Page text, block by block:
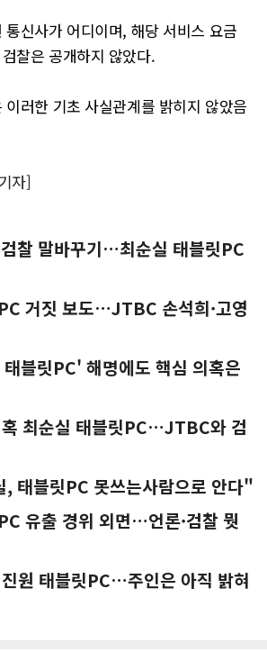
통신사가 어디이며, 해당 서비스 요금
찰은 공개하지 않았다.
이러한 기초 사실관계를 밝히지 않았음
자]
찰 말바꾸기…최순실 태블릿PC
거짓 보도…JTBC 손석희·고영
블릿PC' 해명에도 핵심 의혹은
최순실 태블릿PC…JTBC와 검
태블릿PC 못쓰는사람으로 안다"
유출 경위 외면…언론·검찰 뭣
원 태블릿PC…주인은 아직 밝혀